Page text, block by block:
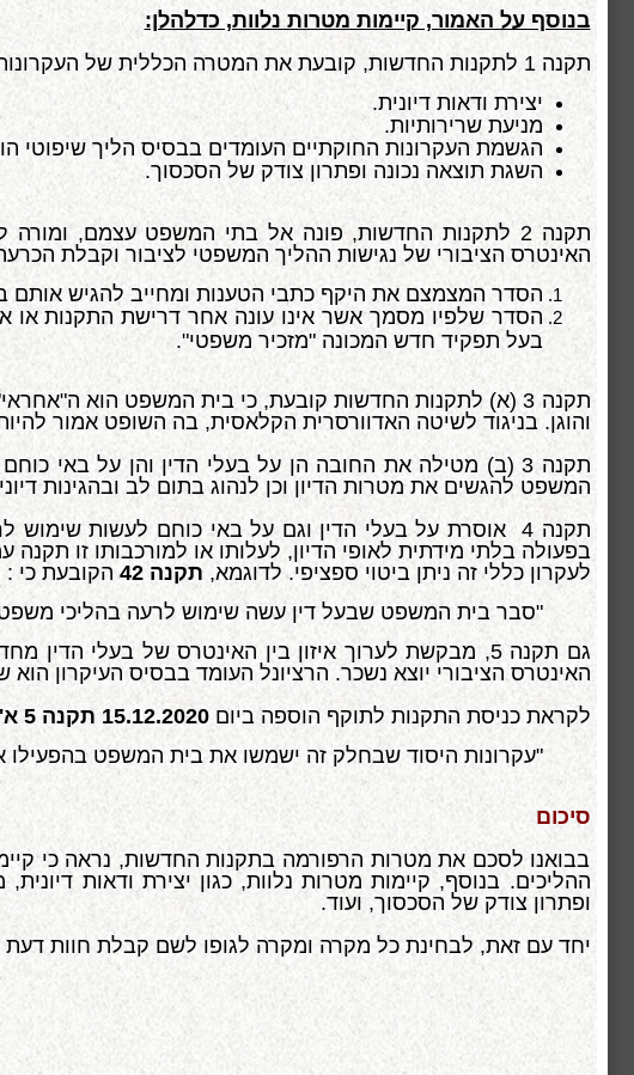
בנוסף על האמור, קיימות מטרות נלוות, כדלהלן:
תקנה 1 לתקנות החדשות, קובעת את המטרה הכללית של העקרונות במשפט האזרחי:
יצירת ודאות דיונית.
מניעת שרירותיות.
הגשמת העקרונות החוקתיים העומדים בבסיס הליך שיפוטי
השגת תוצאה נכונה ופתרון צודק של הסכסוך.
תקנה 2 לתקנות החדשות, פונה אל בתי המשפט עצמם,
האינטרס הציבורי של נגישות ההליך המשפטי לציבור וקבלת
הסדר המצמצם את היקף כתבי הטענות ומחייב להגיש אותם
הסדר שלפיו מסמך אשר אינו עונה אחר דרישת התקנות או
בעל תפקיד חדש המכונה "מזכיר משפטי".
תקנה 3 (א) לתקנות החדשות קובעת, כי בית המשפט הוא
והוגן. בניגוד לשיטה האדוורסרית הקלאסית, בה השופט אמור
תקנה 3 (ב) מטילה את החובה הן על בעלי הדין והן על
המשפט להגשים את מטרות הדיון וכן לנהוג בתום לב ובהגינות
תקנה 4 אוסרת על בעלי הדין וגם על באי כוחם לעשות
בפעולה בלתי מידתית לאופי הדיון, לעלותו או למורכבותו זו
לעקרון כללי זה ניתן ביטוי ספציפי. לדוגמא, תקנה 42
הקובעת כי :
"סבר בית המשפט שבעל דין עשה שימוש לרעה בהליכי
גם תקנה 5, מבקשת לערוך איזון בין האינטרס של בעלי
האינטרס הציבורי יוצא נשכר. הרציונל העומד בבסיס העיקרון
לקראת כניסת התקנות לתוקף הוספה ביום15.12.2020 תקנה 5 א'
"עקרונות היסוד שבחלק זה ישמשו את בית המשפט
סיכום
בבואנו לסכם את מטרות הרפורמה בתקנות החדשות, נראה כי
ההליכים. בנוסף, קיימות מטרות נלוות, כגון יצירת ודאות
ופתרון צודק של הסכסוך, ועוד.
יחד עם זאת, לבחינת כל מקרה ומקרה לגופו לשם קבלת חוות